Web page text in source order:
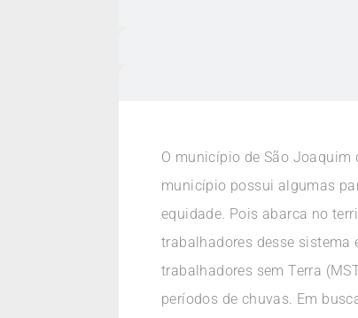
O município de São Joaquim
município possui algumas
equidade. Pois abarca no
trabalhadores desse
trabalhadores sem Terra
períodos de chuvas. Em